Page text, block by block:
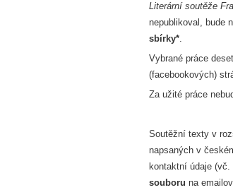
Literární soutěže
nepublikoval, bude
sbírky*.
Vybrané práce
(facebookových)
Za užité práce
Soutěžní texty v
napsaných v
kontaktní údaje
souboru na